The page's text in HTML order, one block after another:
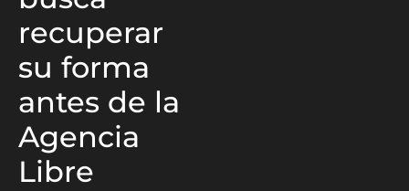
recuperar
su forma
antes de la
Agencia
Libre